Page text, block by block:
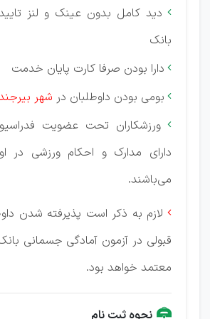
 دید کامل بدون عینک و لنز
بانک
 دارا بودن صرفا کارت پایان خدمت
 بومی بودن داوطلبان در شهر
 ورزشکاران تحت عضویت
دارای مدارک و احکام ورزشی در
می‌باشند.
 لازم به ذکر است پذیرفته شدن
قبولی در آزمون آمادگی جسمانی
معتمد خواهد بود.
نحوه ثبت نام